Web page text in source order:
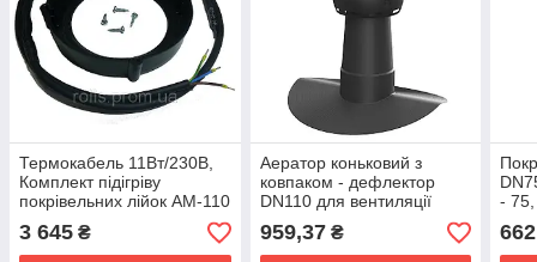
Термокабель 11Вт/230В,
Комплект підігріву
покрівельних лійок АМ-110
3 645 ₴
Аератор коньковий з
ковпаком - дефлектор
DN110 для вентиляції
утеплювача плоскої
покрівлі, Alipai Flow - 14
959,37₴
- 75,
662